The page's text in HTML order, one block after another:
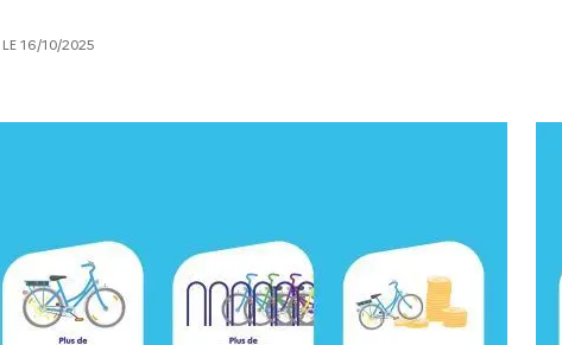
16/10/2025